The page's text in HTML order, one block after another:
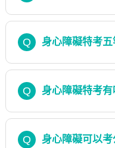
Q 身心障礙特考五
Q 身心障礙特考有
Q 身心障礙可以考